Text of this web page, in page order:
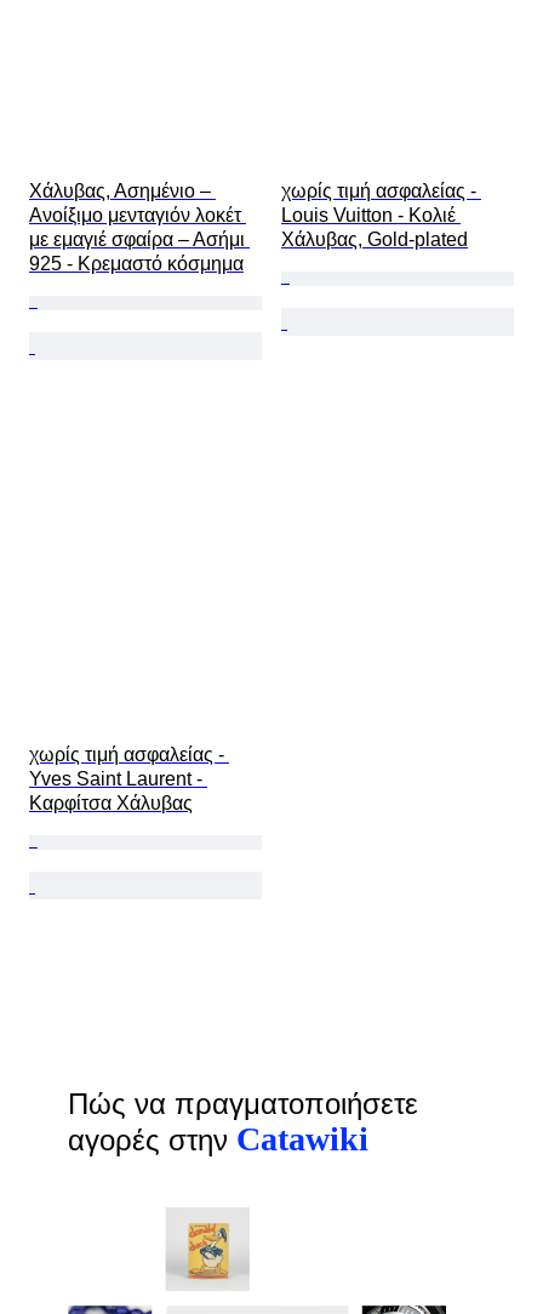
Χάλυβας, Ασημένιο –
Ανοίξιμο μενταγιόν λοκέτ
με εμαγιέ σφαίρα – Ασήμι
925 - Κρεμαστό κόσμημα
χωρίς τιμή ασφαλείας -
Louis Vuitton - Κολιέ
Χάλυβας, Gold-plated
χωρίς τιμή ασφαλείας -
Yves Saint Laurent -
Καρφίτσα Χάλυβας
Πώς να πραγματοποιήσετε
αγορές στην Catawiki